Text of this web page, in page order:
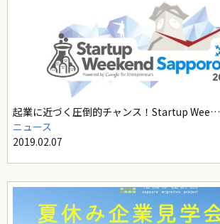
起業に近づく圧倒的チャンス！Startup Wee…
ニュース
2019.02.07